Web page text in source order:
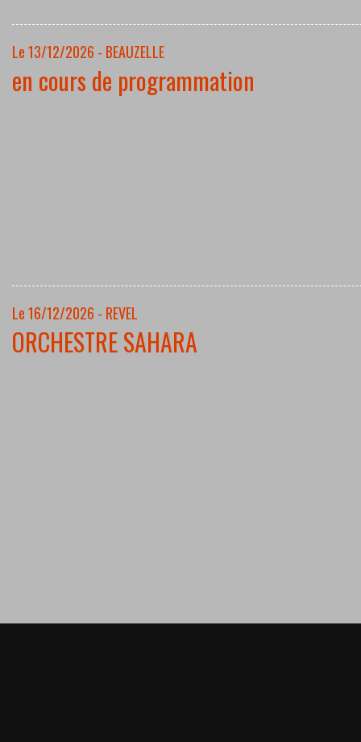
Le 13/12/2026 - BEAUZELLE
en cours de programmation
Le 16/12/2026 - REVEL
ORCHESTRE SAHARA